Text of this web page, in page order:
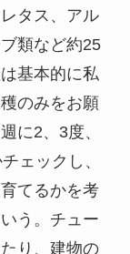
タス、アル
類など約25
基本的に私
のみをお願
に2、3度、
ェックし、
てるかを考
う。チュー
り、建物の